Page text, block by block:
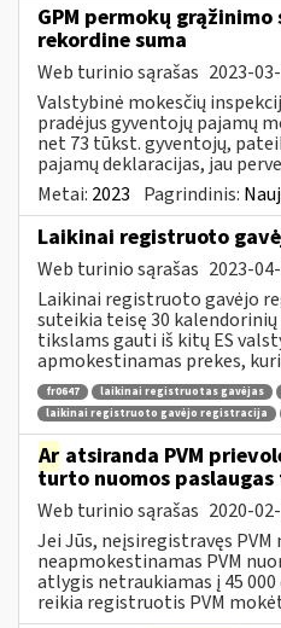
GPM permokų
rekordine suma
Web turinio sąrašas 2023-
Valstybinė mokesčių
pradėjus gyventojų pajamų
net 73 tūkst. gyventojų,
pajamų deklaracijas, jau
Metai: 2023 Pagrindinis:
Laikinai registruoto
Web turinio sąrašas 2023-
Laikinai registruoto gavėjo
suteikia teisę 30
tikslams gauti iš kitų ES
apmokestinamas prekes,
fr0647 laikinai registruotas gavėjas
laikinai registruoto gavėjo registracija
Ar atsiranda PVM
turto nuomos paslaugas
Web turinio sąrašas 2020-
Jei Jūs, neįsiregistravęs
neapmokestinamas PVM
atlygis netraukiamas į 45
reikia registruotis PVM